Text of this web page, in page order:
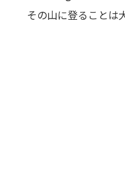
その山に登ることは